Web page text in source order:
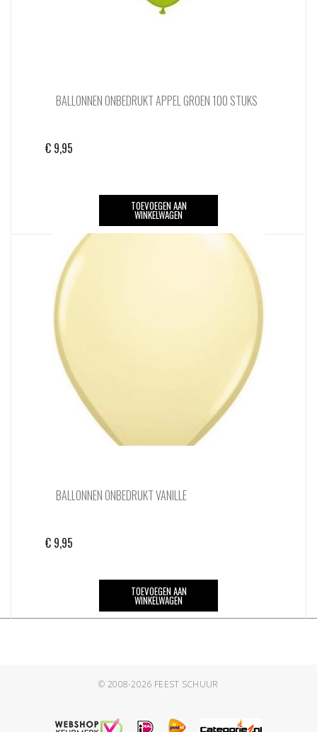
BALLONNEN ONBEDRUKT APPEL GROEN 100 STUKS
€ 9,95
TOEVOEGEN AAN
WINKELWAGEN
BALLONNEN ONBEDRUKT VANILLE
€ 9,95
TOEVOEGEN AAN
WINKELWAGEN
© 2008-2026 FEEST SCHUUR